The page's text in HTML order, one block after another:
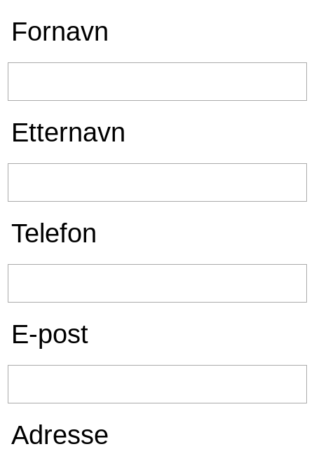
Fornavn
Etternavn
Telefon
E-post
Adresse